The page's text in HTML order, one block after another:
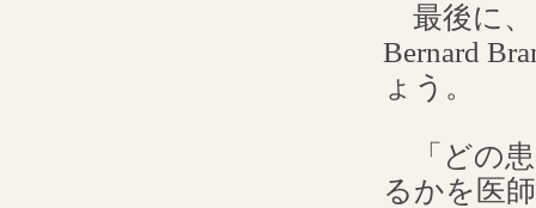
最後に、
Bernard
ょう。
「どの患
るかを医